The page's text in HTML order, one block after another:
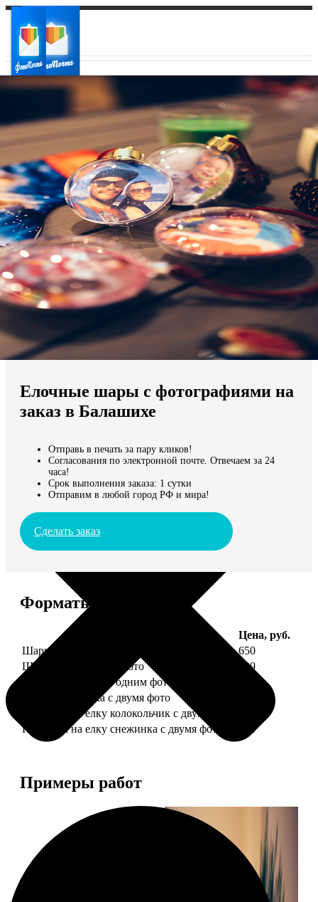
Ваш город:
Ваш регион доставки
Выберите из списка:
Мы доставляем по всему миру
Продолжить без города
Елочные шары с фотографиями на
заказ в Балашихе
Отправь в печать за пару кликов!
Согласования по электронной почте. Отвечаем за 24
часа!
Срок выполнения заказа: 1 сутки
Отправим в любой город РФ и мира!
Сделать заказ
Форматы и цены
Цена, руб.
Шарик елочный с 1 фото
650
Шарик елочный с 2 фото
699
Шарик-шкатулка с одним фото
Шарик-шкатулка с двумя фото
Подвеска на елку колокольчик с двумя фото
Подвеска на елку снежинка с двумя фото
590
Примеры работ